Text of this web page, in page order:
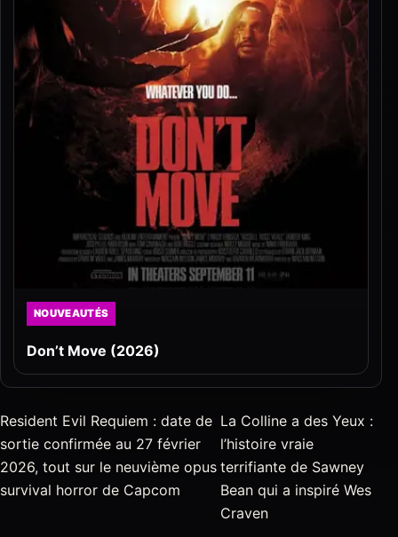
NOUVEAUTÉS
Don’t Move (2026)
Resident Evil Requiem : date de
sortie confirmée au 27 février
2026, tout sur le neuvième opus
survival horror de Capcom
La Colline a des Yeux :
l’histoire vraie
terrifiante de Sawney
Bean qui a inspiré Wes
Craven